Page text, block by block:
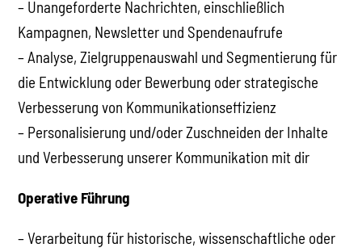
– Unangeforderte Nachrichten, einschließlich
Kampagnen, Newsletter und Spendenaufrufe
– Analyse, Zielgruppenauswahl und Segmentierung für
die Entwicklung oder Bewerbung oder strategische
Verbesserung von Kommunikationseffizienz
– Personalisierung und/oder Zuschneiden der Inhalte
und Verbesserung unserer Kommunikation mit dir
Operative Führung
– Verarbeitung für historische, wissenschaftliche oder